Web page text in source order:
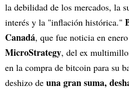
la debilidad de los mercados, la
interés y la "inflación histórica."
Canadá, que fue noticia en
MicroStrategy, del ex
en la compra de bitcoin para su
deshizo de una gran suma,